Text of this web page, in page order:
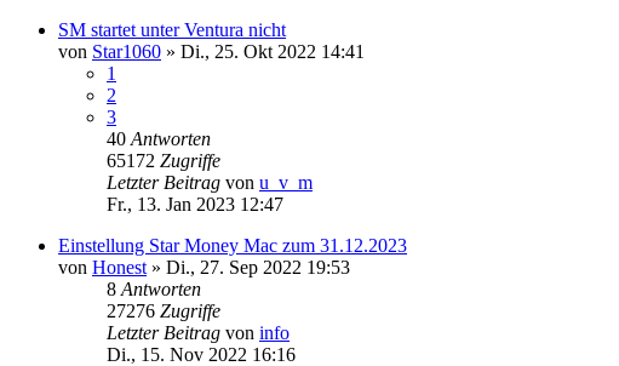
SM startet unter Ventura nicht
von Star1060 » Di., 25. Okt 2022 14:41
1
2
3
40 Antworten
65172 Zugriffe
Letzter Beitrag von u_v_m
Fr., 13. Jan 2023 12:47
Einstellung Star Money Mac zum 31.12.2023
von Honest » Di., 27. Sep 2022 19:53
8 Antworten
27276 Zugriffe
Letzter Beitrag von info
Di., 15. Nov 2022 16:16